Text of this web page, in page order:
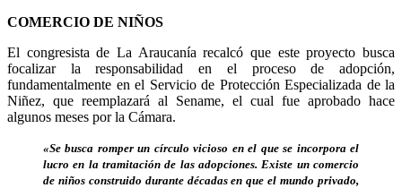
COMERCIO DE NIÑOS
El congresista de La Araucanía recalcó que este proyecto busca
focalizar la responsabilidad en el proceso de adopción,
fundamentalmente en el Servicio de Protección Especializada de la
Niñez, que reemplazará al Sename, el cual fue aprobado hace
algunos meses por la Cámara.
«Se busca romper un círculo vicioso en el que se incorpora el
lucro en la tramitación de las adopciones. Existe un comercio
de niños construido durante décadas en que el mundo privado,